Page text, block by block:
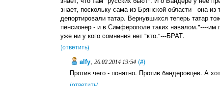
знает, поскольку сама из Брянской области - она
депортировали татар. Вернувшихся теперь татар
пенсионер - и в Симферополе таких навалом."----
уже ни у кого сомнения нет "кто."---БРАТ.
(ответить)
alfy,26.02.2014 19:54 (#)
Против чего - понятно. Против бандеровцев. А
(ответить)